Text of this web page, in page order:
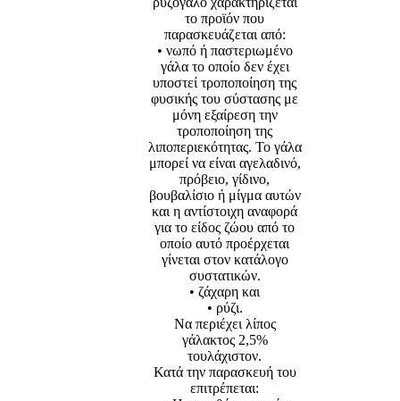
το προϊόν που
παρασκευάζεται από:
• νωπό ή παστεριωμένο
γάλα το οποίο δεν έχει
υποστεί τροποποίηση της
φυσικής του σύστασης με
μόνη εξαίρεση την
τροποποίηση της
λιποπεριεκότητας. Το γάλα
μπορεί να είναι αγελαδινό,
πρόβειο, γίδινο,
βουβαλίσιο ή μίγμα αυτών
και η αντίστοιχη αναφορά
για το είδος ζώου από το
οποίο αυτό προέρχεται
γίνεται στον κατάλογο
συστατικών.
• ζάχαρη και
• ρύζι.
Nα περιέχει λίπος
γάλακτος 2,5%
τουλάχιστον.
Κατά την παρασκευή του
επιτρέπεται: